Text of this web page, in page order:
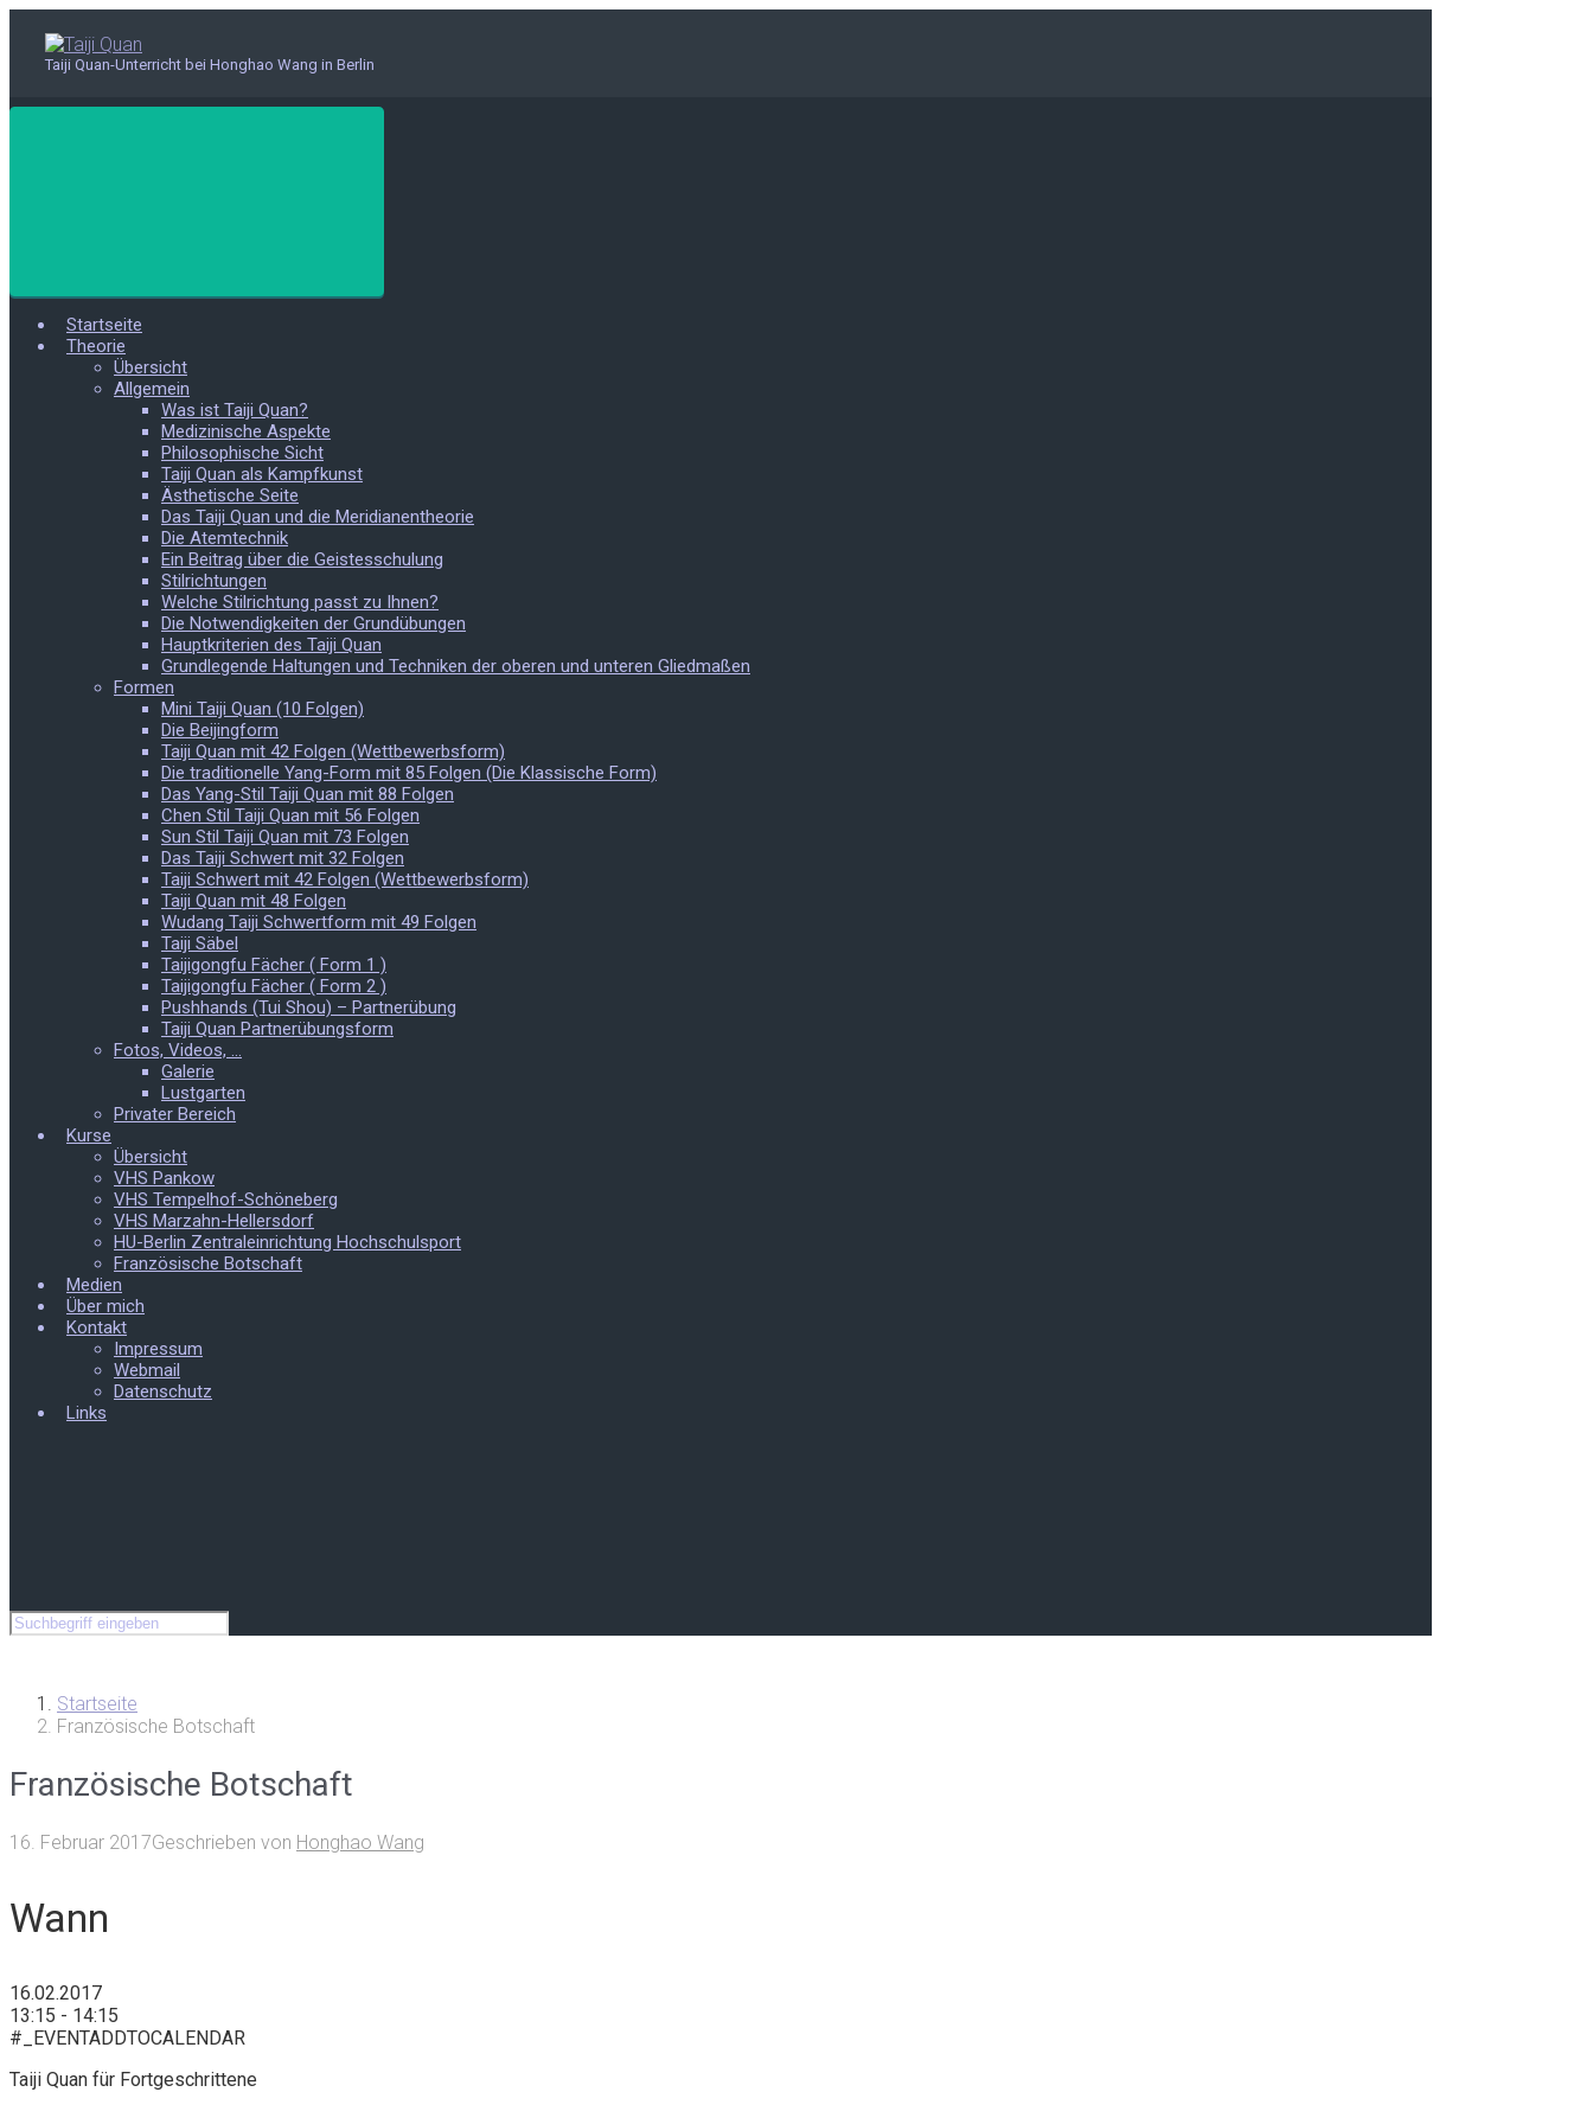
Hauptinhalt
springen
Taiji Quan-Unterricht bei Honghao Wang in Berlin
Startseite
Theorie
Übersicht
Allgemein
Was ist Taiji Quan?
Medizinische Aspekte
Philosophische Sicht
Taiji Quan als Kampfkunst
Ästhetische Seite
Das Taiji Quan und die Meridianentheorie
Die Atemtechnik
Ein Beitrag über die Geistesschulung
Stilrichtungen
Welche Stilrichtung passt zu Ihnen?
Die Notwendigkeiten der Grundübungen
Hauptkriterien des Taiji Quan
Grundlegende Haltungen und Techniken der oberen und unteren Gliedmaßen
Formen
Mini Taiji Quan (10 Folgen)
Die Beijingform
Taiji Quan mit 42 Folgen (Wettbewerbsform)
Die traditionelle Yang-Form mit 85 Folgen (Die Klassische Form)
Das Yang-Stil Taiji Quan mit 88 Folgen
Chen Stil Taiji Quan mit 56 Folgen
Sun Stil Taiji Quan mit 73 Folgen
Das Taiji Schwert mit 32 Folgen
Taiji Schwert mit 42 Folgen (Wettbewerbsform)
Taiji Quan mit 48 Folgen
Wudang Taiji Schwertform mit 49 Folgen
Taiji Säbel
Taijigongfu Fächer ( Form 1 )
Taijigongfu Fächer ( Form 2 )
Pushhands (Tui Shou) – Partnerübung
Taiji Quan Partnerübungsform
Fotos, Videos, …
Galerie
Lustgarten
Privater Bereich
Kurse
Übersicht
VHS Pankow
VHS Tempelhof-Schöneberg
VHS Marzahn-Hellersdorf
HU-Berlin Zentraleinrichtung Hochschulsport
Französische Botschaft
Medien
Über mich
Kontakt
Impressum
Webmail
Datenschutz
Links
Startseite
Französische Botschaft
Französische Botschaft
16. Februar 2017Geschrieben von Honghao Wang
Wann
16.02.2017
13:15 - 14:15
#_EVENTADDTOCALENDAR
Taiji Quan für Fortgeschrittene